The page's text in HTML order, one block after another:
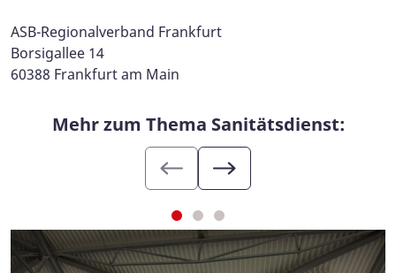
ASB-Regionalverband Frankfurt
Borsigallee 14
60388 Frankfurt am Main
Mehr zum Thema Sanitätsdienst: